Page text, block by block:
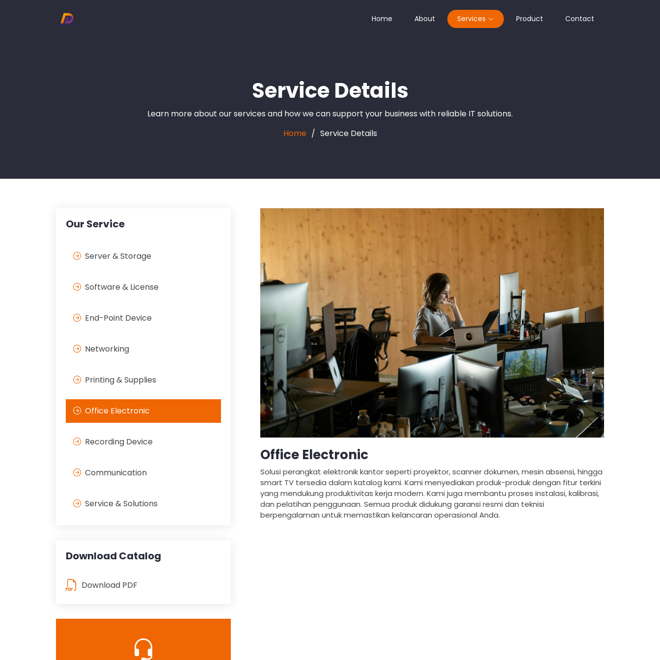
Home About Services Product Contact
Service Details
Learn more about our services and how we can support your business with reliable IT solutions.
Home
Service Details
Our Service
Server & Storage
Software & License
End-Point Device
Networking
Printing & Supplies
Office Electronic
Recording Device
Communication
Service & Solutions
Download Catalog
Download PDF
Office Electronic
Solusi perangkat elektronik kantor seperti proyektor, scanner dokumen, mesin absensi, hingga
smart TV tersedia dalam katalog kami. Kami menyediakan produk-produk dengan fitur terkini
yang mendukung produktivitas kerja modern. Kami juga membantu proses instalasi, kalibrasi,
dan pelatihan penggunaan. Semua produk didukung garansi resmi dan teknisi
berpengalaman untuk memastikan kelancaran operasional Anda.